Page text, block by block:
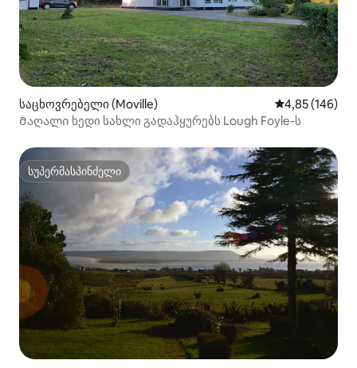
საცხოვრებელი (Moville) საშუალო
4,85 (146)
Მაღალი ხედი სახლი გადაჰყურებს Lough Foyle-ს
სუპერმასპინძელი
სუპერმასპინძელი